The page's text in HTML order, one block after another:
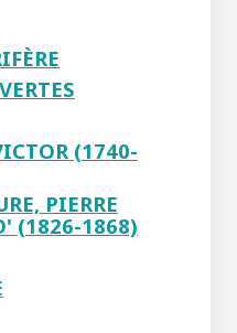
(1740-
PIERRE
(1826-1868)